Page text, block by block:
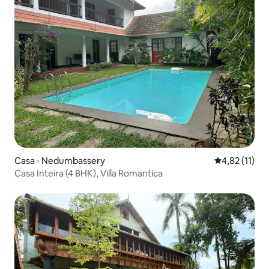
Casa ⋅ Nedumbassery 4,82 de uma
4,82 (11)
Casa Inteira (4 BHK), Villa Romantica